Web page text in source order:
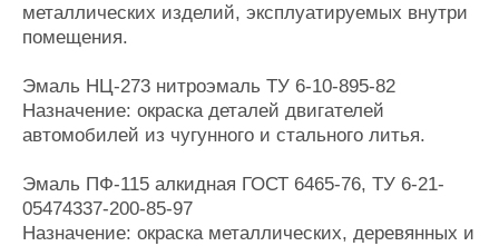
металлических изделий, эксплуатируемых внутри
помещения.
Эмаль НЦ-273 нитроэмаль ТУ 6-10-895-82
Назначение: окраска деталей двигателей
автомобилей из чугунного и стального литья.
Эмаль ПФ-115 алкидная ГОСТ 6465-76, ТУ 6-21-
05474337-200-85-97
Назначение: окраска металлических, деревянных и